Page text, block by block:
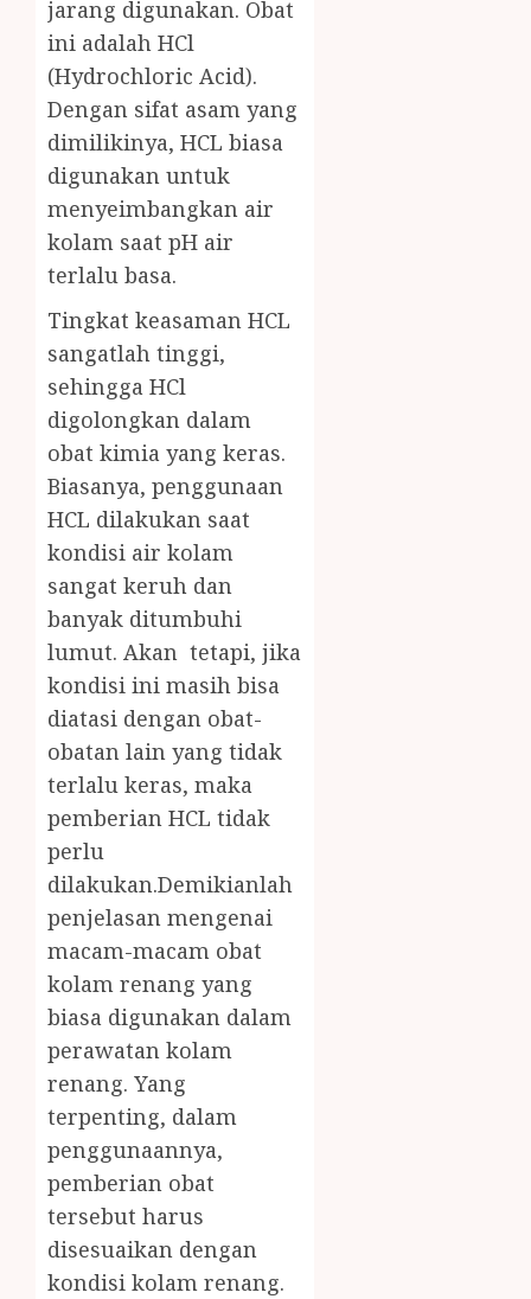
jarang digunakan. Obat
ini adalah HCl
(Hydrochloric Acid).
Dengan sifat asam yang
dimilikinya, HCL biasa
digunakan untuk
menyeimbangkan air
kolam saat pH air
terlalu basa.
Tingkat keasaman HCL
sangatlah tinggi,
sehingga HCl
digolongkan dalam
obat kimia yang keras.
Biasanya, penggunaan
HCL dilakukan saat
kondisi air kolam
sangat keruh dan
banyak ditumbuhi
lumut. Akan tetapi, jika
kondisi ini masih bisa
diatasi dengan obat-
obatan lain yang tidak
terlalu keras, maka
pemberian HCL tidak
perlu
dilakukan.Demikianlah
penjelasan mengenai
macam-macam obat
kolam renang yang
biasa digunakan dalam
perawatan kolam
renang. Yang
terpenting, dalam
penggunaannya,
pemberian obat
tersebut harus
disesuaikan dengan
kondisi kolam renang.